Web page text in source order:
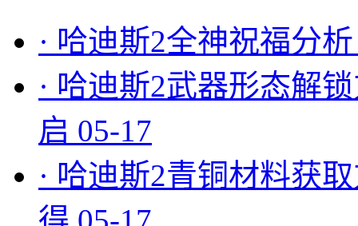
· 哈迪斯2全神祝福分
· 哈迪斯2武器形态解
启 05-17
· 哈迪斯2青铜材料获